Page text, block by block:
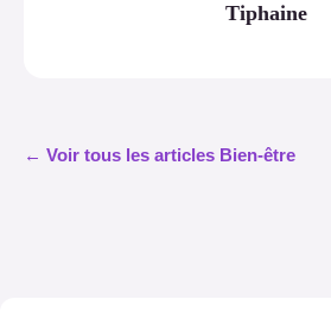
Tiphaine
← Voir tous les articles Bien-être